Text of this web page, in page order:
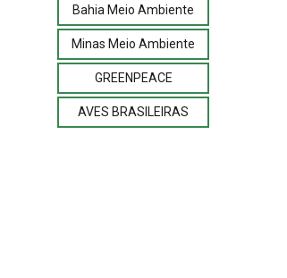
Bahia Meio Ambiente
Minas Meio Ambiente
GREENPEACE
AVES BRASILEIRAS